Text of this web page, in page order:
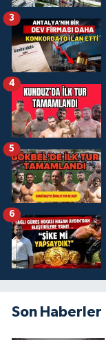
3
4
5
6
Son Haberler